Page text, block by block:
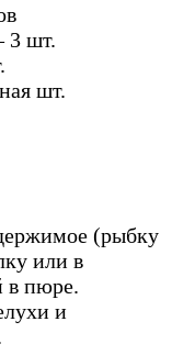
3 шт.
шт.
(рыбку
или в
в пюре.
и